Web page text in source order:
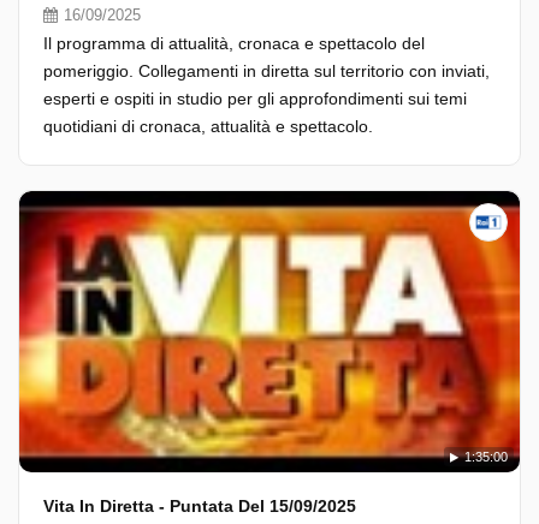
16/09/2025
Il programma di attualità, cronaca e spettacolo del
pomeriggio. Collegamenti in diretta sul territorio con inviati,
esperti e ospiti in studio per gli approfondimenti sui temi
quotidiani di cronaca, attualità e spettacolo.
1:35:00
Vita In Diretta - Puntata Del 15/09/2025